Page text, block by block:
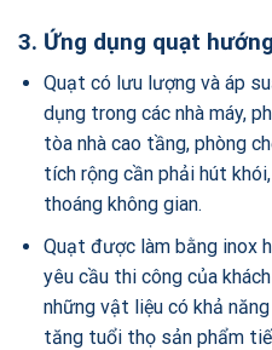
3. Ứng dụng quạt
Quạt có lưu lượng và áp
dụng trong các nhà máy,
tòa nhà cao tầng, phòng
tích rộng cần phải hút
thoáng không gian.
Quạt được làm bằng inox
yêu cầu thi công của
những vật liệu có khả
tăng tuổi thọ sản phẩm